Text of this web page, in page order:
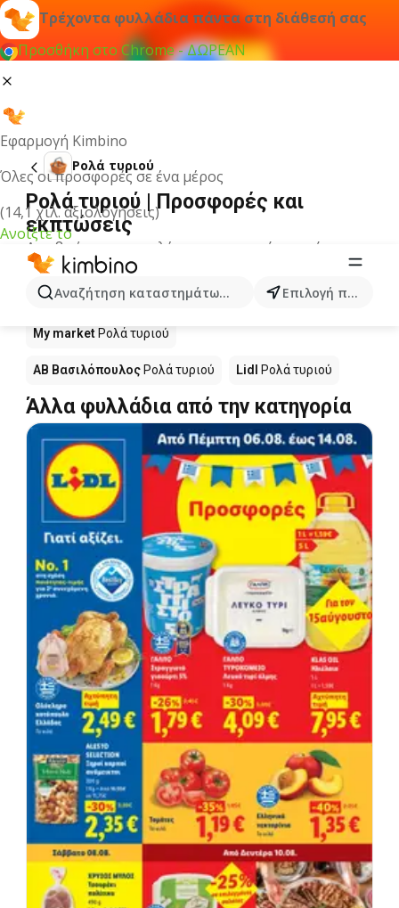
Τρέχοντα φυλλάδια πάντα στη διάθεσή σας
Προσθήκη στο Chrome - ΔΩΡΕΑΝ
Εφαρμογή Kimbino
Όλες οι προσφορές σε ένα μέρος
(14,1 χιλ. αξιολογήσεις)
Ανοίξτε το
Αναζήτηση καταστημάτων, κατηγοριών, προϊόντων...
Επιλογή πόλης
Ρολά τυριού
Ρολά τυριού | Προσφορές και
εκπτώσεις
Δεν βρήκαμε αποτελέσματα για αυτόν τον όρο.
Ρολά τυριού σε προσφορά - Πού να
αγοράσετε;
My market Ρολά τυριού
ΑΒ Βασιλόπουλος Ρολά τυριού Lidl Ρολά τυριού
Άλλα φυλλάδια από την κατηγορία